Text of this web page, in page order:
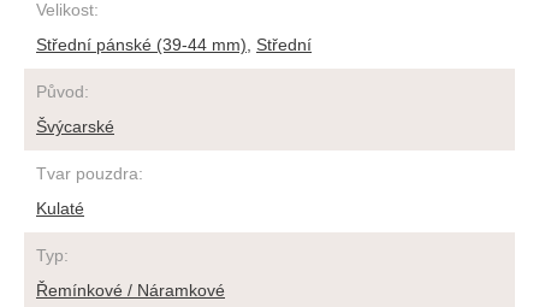
Velikost:
Střední pánské (39-44 mm)
Střední
Původ:
Švýcarské
Tvar pouzdra:
Kulaté
Typ:
Řemínkové / Náramkové